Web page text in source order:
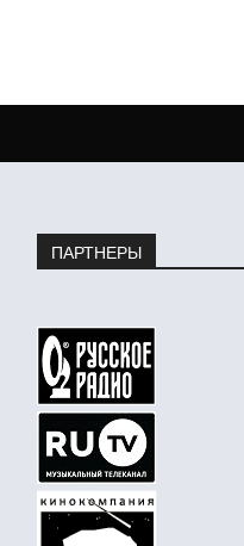
ПАРТНЕРЫ